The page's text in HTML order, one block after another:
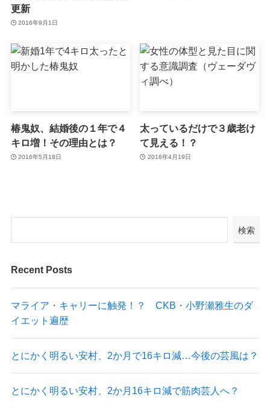
更新
2016年9月1日
椿鬼奴、結婚後の１年で４
キロ増！その理由とは？
2016年5月18日
太っているだけで３歳老け
て見える！？
2016年4月19日
検索
Recent Posts
マライア・キャリーに触発！？ CKB・小野瀬雅生のダ
イエット遍歴
とにかく明るい安村、2か月で16キロ減…今後の芸風は？
とにかく明るい安村、2か月16キロ減で筋肉芸人へ？